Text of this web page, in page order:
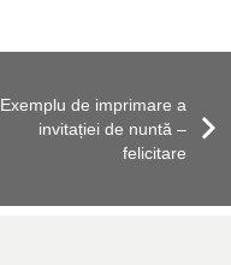
Exemplu de imprimare a
invitației de nuntă –
felicitare